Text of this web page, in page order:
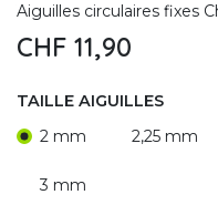
Aiguilles circulaires fixes
CHF 11,90
TAILLE AIGUILLES
2 mm
2,25 mm
3 mm